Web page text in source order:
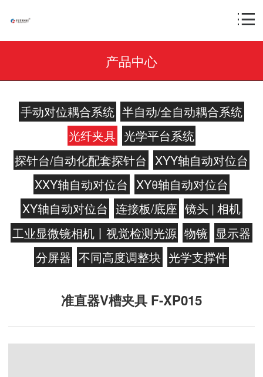
产品中心
手动对位耦合系统 半自动/全自动耦合系统
光纤夹具 光学平台系统
探针台/自动化配套探针台 XYY轴自动对位台
XXY轴自动对位台 XYθ轴自动对位台
XY轴自动对位台 连接板/底座 镜头 | 相机
工业显微镜相机丨视觉检测光源 物镜 显示器
分屏器 不同高度调整块 光学支撑件
准直器V槽夹具 F-XP015